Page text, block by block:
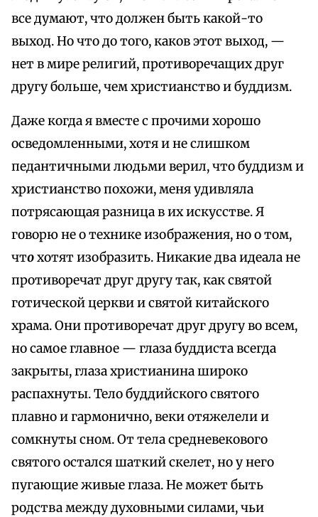
все думают, что должен быть какой-то
выход. Но что до того, каков этот выход, —
нет в мире религий, противоречащих друг
другу больше, чем христианство и буддизм.
Даже когда я вместе с прочими хорошо
осведомленными, хотя и не слишком
педантичными людьми верил, что буддизм и
христианство похожи, меня удивляла
потрясающая разница в их искусстве. Я
говорю не о технике изображения, но о том,
чтохотят изобразить. Никакие два идеала не
противоречат друг другу так, как святой
готической церкви и святой китайского
храма. Они противоречат друг другу во всем,
но самое главное — глаза буддиста всегда
закрыты, глаза христианина широко
распахнуты. Тело буддийского святого
плавно и гармонично, веки отяжелели и
сомкнуты сном. От тела средневекового
святого остался шаткий скелет, но у него
пугающие живые глаза. Не может быть
родства между духовными силами, чьи